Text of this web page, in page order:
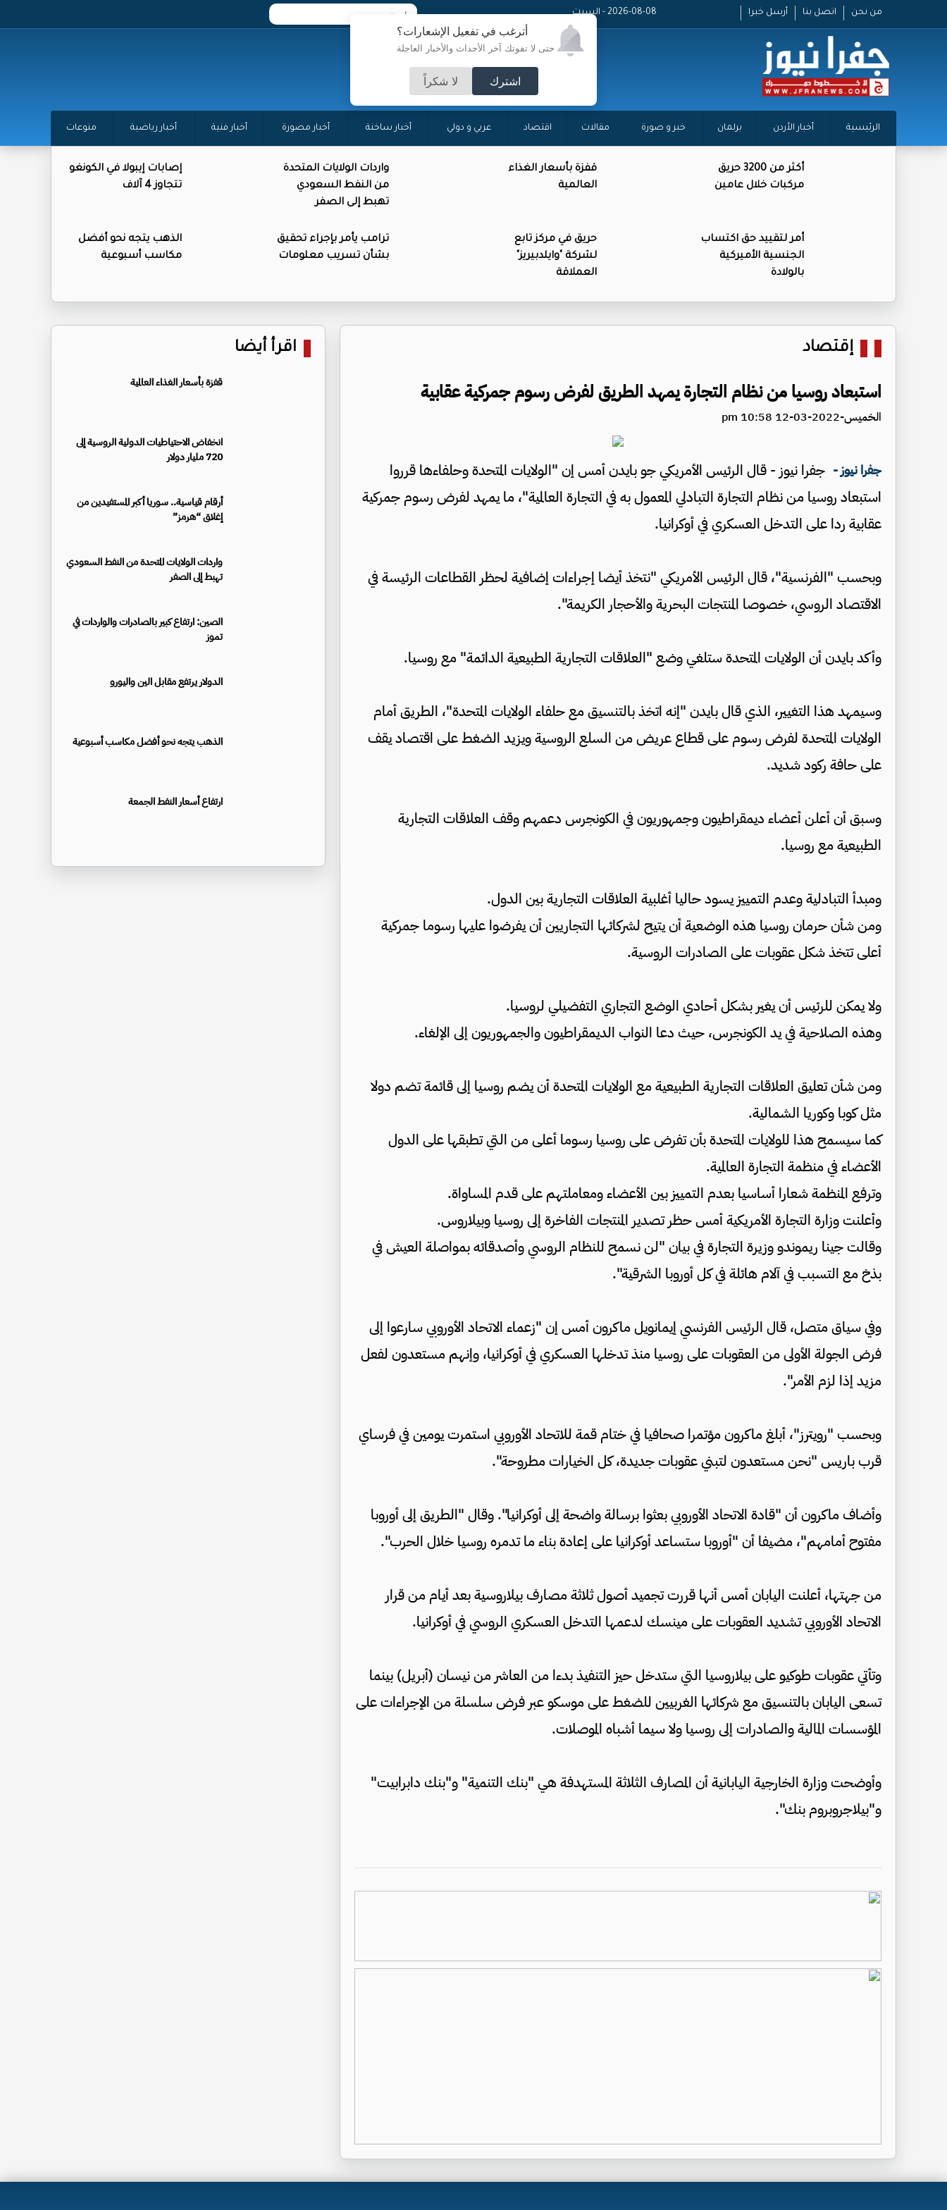
أترغب في تفعيل الإشعارات؟
حتى لا تفوتك آخر الأحداث والأخبار العاجلة
اشترك لا شكراً
من نحن اتصل بنا أرسل خبرا 2026-08-08 - السبت
الرئيسية أخبار الأردن برلمان خبر و صورة مقالات اقتصاد عربي و دولي أخبار ساخنة أخبار مصورة أخبار فنية أخبار رياضية منوعات
أكثر من 3200 حريق
مركبات خلال عامين
قفزة بأسعار الغذاء
العالمية
واردات الولايات المتحدة
من النفط السعودي
تهبط إلى الصفر
إصابات إيبولا في الكونغو
تتجاوز 4 آلاف
أمر لتقييد حق اكتساب
الجنسية الأميركية
بالولادة
حريق في مركز تابع
لشركة "وايلدبيريز"
العملاقة
ترامب يأمر بإجراء تحقيق
بشأن تسريب معلومات
الذهب يتجه نحو أفضل
مكاسب أسبوعية
إقتصاد
استبعاد روسيا من نظام التجارة يمهد الطريق لفرض رسوم جمركية عقابية
الخميس-2022-03-12 10:58 pm
جفرا نيوز - جفرا نيوز - قال الرئيس الأمريكي جو بايدن أمس إن "الولايات المتحدة وحلفاءها قرروا
استبعاد روسيا من نظام التجارة التبادلي المعمول به في التجارة العالمية"، ما يمهد لفرض رسوم جمركية
عقابية ردا على التدخل العسكري في أوكرانيا.
وبحسب "الفرنسية"، قال الرئيس الأمريكي "نتخذ أيضا إجراءات إضافية لحظر القطاعات الرئيسة في
الاقتصاد الروسي، خصوصا المنتجات البحرية والأحجار الكريمة".
وأكد بايدن أن الولايات المتحدة ستلغي وضع "العلاقات التجارية الطبيعية الدائمة" مع روسيا.
وسيمهد هذا التغيير، الذي قال بايدن "إنه اتخذ بالتنسيق مع حلفاء الولايات المتحدة"، الطريق أمام
الولايات المتحدة لفرض رسوم على قطاع عريض من السلع الروسية ويزيد الضغط على اقتصاد يقف
على حافة ركود شديد.
وسبق أن أعلن أعضاء ديمقراطيون وجمهوريون في الكونجرس دعمهم وقف العلاقات التجارية
الطبيعية مع روسيا.
ومبدأ التبادلية وعدم التمييز يسود حاليا أغلبية العلاقات التجارية بين الدول.
ومن شأن حرمان روسيا هذه الوضعية أن يتيح لشركائها التجاريين أن يفرضوا عليها رسوما جمركية
أعلى تتخذ شكل عقوبات على الصادرات الروسية.
ولا يمكن للرئيس أن يغير بشكل أحادي الوضع التجاري التفضيلي لروسيا.
وهذه الصلاحية في يد الكونجرس، حيث دعا النواب الديمقراطيون والجمهوريون إلى الإلغاء.
ومن شأن تعليق العلاقات التجارية الطبيعية مع الولايات المتحدة أن يضم روسيا إلى قائمة تضم دولا
مثل كوبا وكوريا الشمالية.
كما سيسمح هذا للولايات المتحدة بأن تفرض على روسيا رسوما أعلى من التي تطبقها على الدول
الأعضاء في منظمة التجارة العالمية.
وترفع المنظمة شعارا أساسيا بعدم التمييز بين الأعضاء ومعاملتهم على قدم المساواة.
وأعلنت وزارة التجارة الأمريكية أمس حظر تصدير المنتجات الفاخرة إلى روسيا وبيلاروس.
وقالت جينا ريموندو وزيرة التجارة في بيان "لن نسمح للنظام الروسي وأصدقائه بمواصلة العيش في
بذخ مع التسبب في آلام هائلة في كل أوروبا الشرقية".
وفي سياق متصل، قال الرئيس الفرنسي إيمانويل ماكرون أمس إن "زعماء الاتحاد الأوروبي سارعوا إلى
فرض الجولة الأولى من العقوبات على روسيا منذ تدخلها العسكري في أوكرانيا، وإنهم مستعدون لفعل
مزيد إذا لزم الأمر".
وبحسب "رويترز"، أبلغ ماكرون مؤتمرا صحافيا في ختام قمة للاتحاد الأوروبي استمرت يومين في فرساي
قرب باريس "نحن مستعدون لتبني عقوبات جديدة، كل الخيارات مطروحة".
وأضاف ماكرون أن "قادة الاتحاد الأوروبي بعثوا برسالة واضحة إلى أوكرانيا". وقال "الطريق إلى أوروبا
مفتوح أمامهم"، مضيفا أن "أوروبا ستساعد أوكرانيا على إعادة بناء ما تدمره روسيا خلال الحرب".
من جهتها، أعلنت اليابان أمس أنها قررت تجميد أصول ثلاثة مصارف بيلاروسية بعد أيام من قرار
الاتحاد الأوروبي تشديد العقوبات على مينسك لدعمها التدخل العسكري الروسي في أوكرانيا.
وتأتي عقوبات طوكيو على بيلاروسيا التي ستدخل حيز التنفيذ بدءا من العاشر من نيسان (أبريل) بينما
تسعى اليابان بالتنسيق مع شركائها الغربيين للضغط على موسكو عبر فرض سلسلة من الإجراءات على
المؤسسات المالية والصادرات إلى روسيا ولا سيما أشباه الموصلات.
وأوضحت وزارة الخارجية اليابانية أن المصارف الثلاثة المستهدفة هي "بنك التنمية" و"بنك دابرابيت"
و"بيلاجروبروم بنك".
اقرأ أيضا
قفزة بأسعار الغذاء العالمية
انخفاض الاحتياطيات الدولية الروسية إلى
720 مليار دولار
أرقام قياسية.. سوريا أكبر المستفيدين من
إغلاق “هرمز”
واردات الولايات المتحدة من النفط السعودي
تهبط إلى الصفر
الصين: ارتفاع كبير بالصادرات والواردات في
تموز
الدولار يرتفع مقابل الين واليورو
الذهب يتجه نحو أفضل مكاسب أسبوعية
ارتفاع أسعار النفط الجمعة